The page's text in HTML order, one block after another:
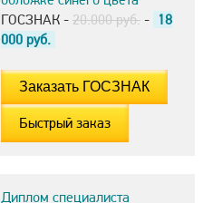
ГОСЗНАК - 20.000 руб. - 18
000 руб.
Быстрый заказ
Диплом специалиста